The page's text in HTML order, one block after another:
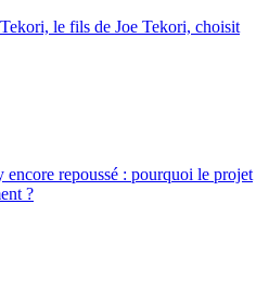
le fils de Joe Tekori, choisit
repoussé : pourquoi le projet
?